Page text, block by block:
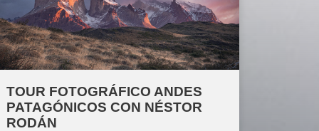
TOUR FOTOGRÁFICO ANDES
PATAGÓNICOS CON NÉSTOR
RODÁN